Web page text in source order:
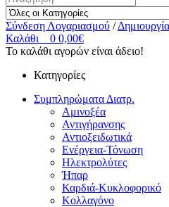
Σύνδεση Λογαριασμού /
Καλάθι
0 0,00€
Το καλάθι αγορών είναι άδειο!
Κατηγορίες
Συμπληρώματα Διατρ.
Αμινοξέα
Αντιγήρανσης
Αντιοξειδωτικά
Ενέργεια-Τόνωση
Ηλεκτρολύτες
Ήπαρ
Καρδιά-Κυκλοφορικό
Κολλαγόνο